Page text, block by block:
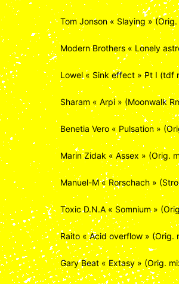
Tom Jonson « Slaying » (Orig.
Modern Brothers « Lonely
Lowel « Sink effect » Pt I (tdf
Sharam « Arpi » (Moonwalk
Benetia Vero « Pulsation »
Marin Zidak « Assex » (Orig.
Manuel-M « Rorschach »
Toxic D.N.A « Somnium »
Raito « Acid overflow » (Orig.
Gary Beat « Extasy » (Orig.